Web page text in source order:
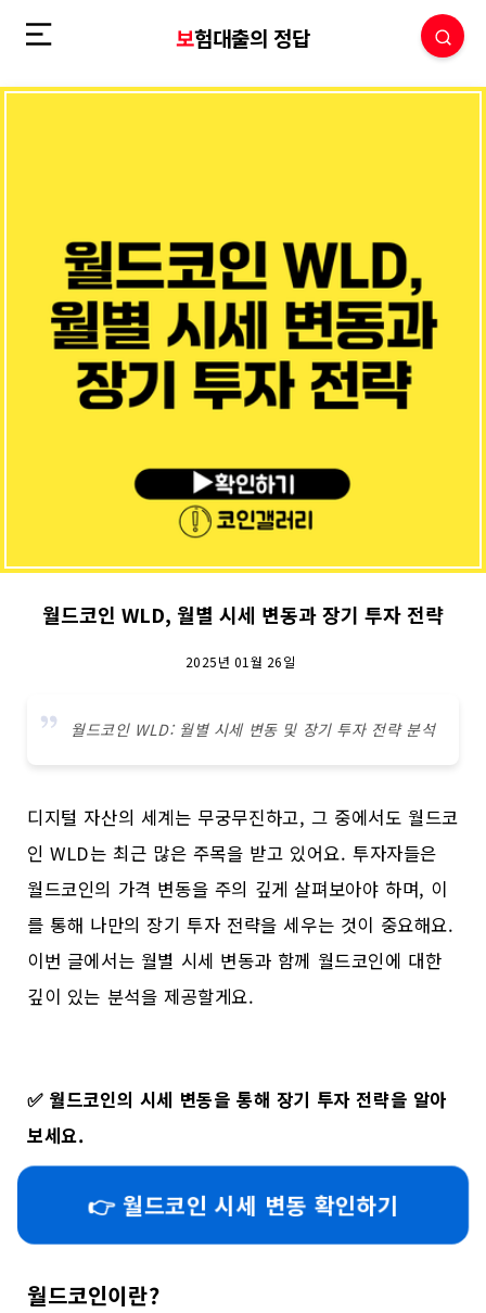
보험대출의 정답
월드코인 WLD, 월별 시세 변동과 장기 투자 전략
2025년 01월 26일
월드코인 WLD: 월별 시세 변동 및 장기 투자 전략 분석
디지털 자산의 세계는 무궁무진하고, 그 중에서도 월드코
인 WLD는 최근 많은 주목을 받고 있어요. 투자자들은
월드코인의 가격 변동을 주의 깊게 살펴보아야 하며, 이
를 통해 나만의 장기 투자 전략을 세우는 것이 중요해요.
이번 글에서는 월별 시세 변동과 함께 월드코인에 대한
깊이 있는 분석을 제공할게요.
✅ 월드코인의 시세 변동을 통해 장기 투자 전략을 알아
보세요.
👉 월드코인 시세 변동 확인하기
월드코인이란?